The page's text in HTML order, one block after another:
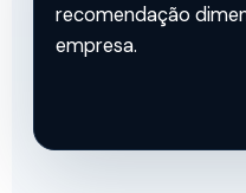
recomendação
empresa.